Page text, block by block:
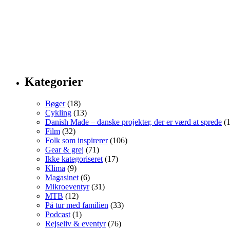
Kategorier
Bøger(18)
Cykling (13)
Danish Made – danske projekter, der er værd at sprede
Film (32)
Folk som inspirerer(106)
Gear & grej (71)
Ikke kategoriseret (17)
Klima (9)
Magasinet (6)
Mikroeventyr(31)
MTB (12)
På tur med familien (33)
Podcast (1)
Rejseliv & eventyr(76)